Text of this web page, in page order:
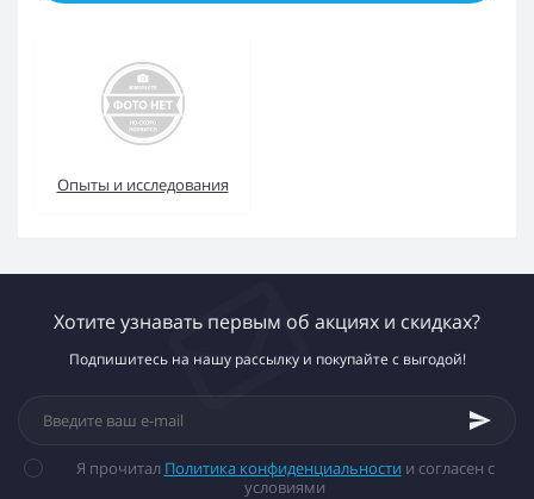
Опыты и исследования
Хотите узнавать первым об акциях и скидках?
Подпишитесь на нашу рассылку и покупайте с выгодой!
Я прочитал Политика конфиденциальности и согласен с
условиями